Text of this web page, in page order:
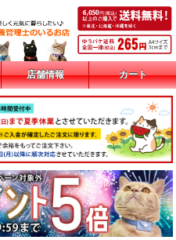
店舗情報 カート